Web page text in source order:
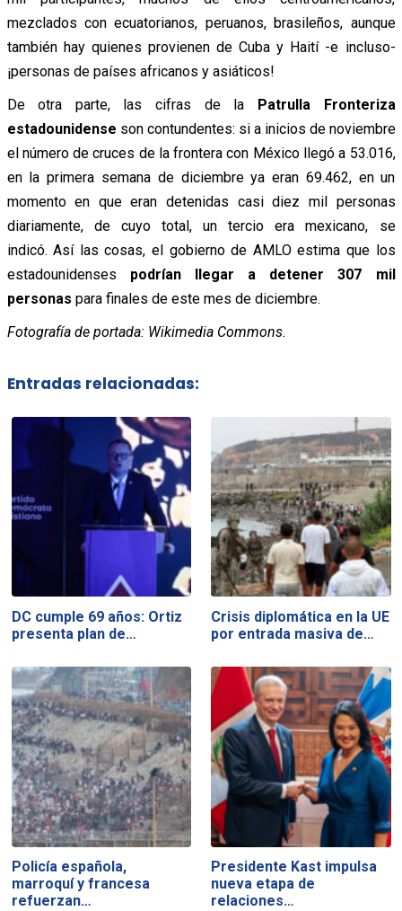
mezclados con ecuatorianos, peruanos, brasileños, aunque
también hay quienes provienen de Cuba y Haití -e incluso-
¡personas de países africanos y asiáticos!
De otra parte, las cifras de la Patrulla Fronteriza
estadounidense son contundentes: si a inicios de noviembre
el número de cruces de la frontera con México llegó a 53.016,
en la primera semana de diciembre ya eran 69.462, en un
momento en que eran detenidas casi diez mil personas
diariamente, de cuyo total, un tercio era mexicano, se
indicó. Así las cosas, el gobierno de AMLO estima que los
estadounidenses podrían llegar a detener 307 mil
personas para finales de este mes de diciembre.
Fotografía de portada: Wikimedia Commons.
Entradas relacionadas:
DC cumple 69 años: Ortiz
presenta plan de…
Crisis diplomática en la UE
por entrada masiva de…
Policía española,
marroquí y francesa
refuerzan…
Presidente Kast impulsa
nueva etapa de
relaciones…